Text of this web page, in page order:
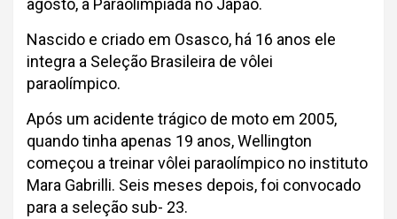
agosto, a Paraolimpíada no Japão.
Nascido e criado em Osasco, há 16 anos ele
integra a Seleção Brasileira de vôlei
paraolímpico.
Após um acidente trágico de moto em 2005,
quando tinha apenas 19 anos, Wellington
começou a treinar vôlei paraolímpico no instituto
Mara Gabrilli. Seis meses depois, foi convocado
para a seleção sub- 23.